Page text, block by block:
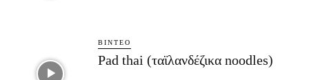
ΒΊΝΤΕΟ
Pad thai (ταϊλανδέζικα noodles)